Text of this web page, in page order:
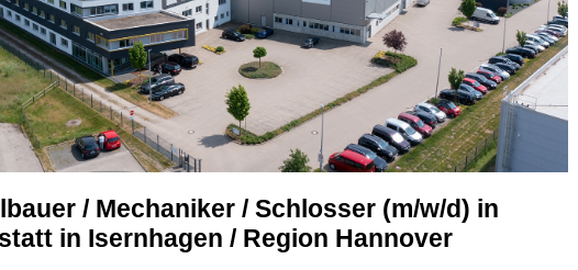
/ Mechaniker / Schlosser (m/w/d) in
in Isernhagen / Region Hannover